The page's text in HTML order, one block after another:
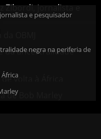
e pesquisador
negra na periferia de